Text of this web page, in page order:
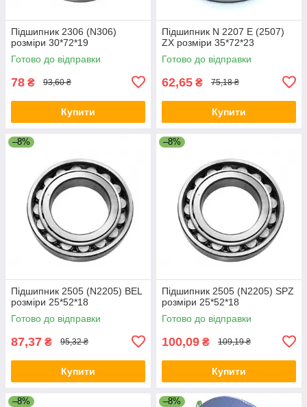
Підшипник 2306 (N306)
розміри 30*72*19
Готово до відправки
78 ₴ 93,60 ₴
Купити
Підшипник N 2207 E (2507)
ZX розміри 35*72*23
Готово до відправки
62,65 ₴ 75,18 ₴
Купити
–8%
Підшипник 2505 (N2205) BEL
розміри 25*52*18
Готово до відправки
87,37 ₴ 95,32 ₴
Купити
–8%
Підшипник 2505 (N2205) SPZ
розміри 25*52*18
Готово до відправки
100,09 ₴ 109,19 ₴
Купити
–8% –8%